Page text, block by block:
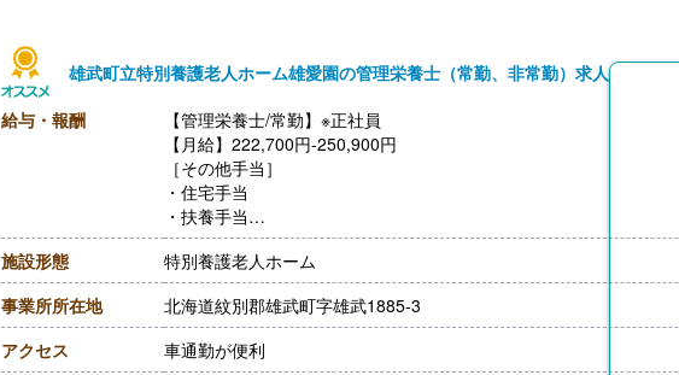
雄武町立特別養護老人ホーム雄愛園の管理栄養士（常勤、非常勤）求人
給与・報酬
【管理栄養士/常勤】※正社員
【月給】222,700円-250,900円
［その他手当］
・住宅手当
・扶養手当
・処遇改善手当
・寒冷地手当（11月-3月）
【賞与】年2回（計4.3ヶ月分）※前年度実績
【通勤手当】あり（上限18,700円/月）
【昇給】あり（月あたり1,100円-2,500円）※前年度実績
【退職金】あり※勤続1年以上
施設形態
特別養護老人ホーム
事業所所在地
北海道紋別郡雄武町字雄武1885-3
アクセス
車通勤が便利